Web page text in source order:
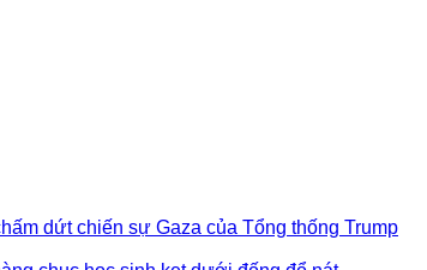
dứt chiến sự Gaza của Tổng thống Trump